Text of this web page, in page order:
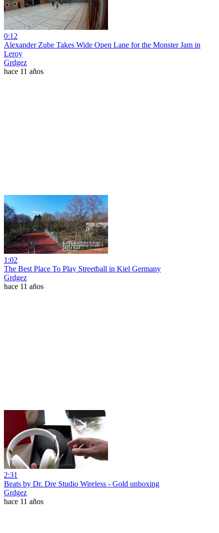
0:12
Alexander Zube Takes Wide Open Lane for the Monster Jam in
Leroy
Grdgez
hace 11 años
1:02
The Best Place To Play Streetball in Kiel Germany
Grdgez
hace 11 años
2:31
Beats by Dr. Dre Studio Wireless - Gold unboxing
Grdgez
hace 11 años